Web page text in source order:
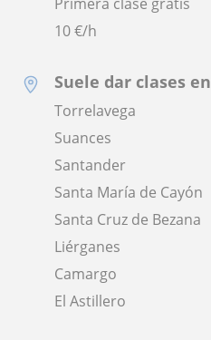
Primera clase gratis
10€/h
Suele dar clases en
Torrelavega
Suances
Santander
Santa María de Cayón
Santa Cruz de Bezana
Liérganes
Camargo
El Astillero